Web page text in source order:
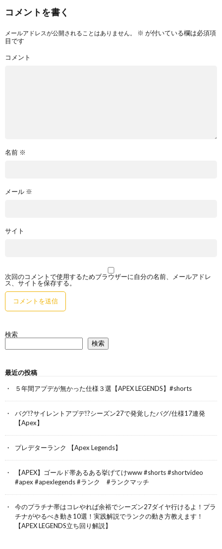
コメントを書く
メールアドレスが公開されることはありません。 ※ が付いている欄は必須項
目です
コメント
名前 ※
メール ※
サイト
次回のコメントで使用するためブラウザーに自分の名前、メールアドレ
ス、サイトを保存する。
検索
検索
最近の投稿
５年間アプデが無かった仕様３選【APEX LEGENDS】#shorts
バグ!?サイレントアプデ!?シーズン27で発覚したバグ/仕様17連発
【Apex】
プレデターランク 【Apex Legends】
【APEX】ゴールド帯あるある挙げてけwww #shorts #shortvideo
#apex #apexlegends #ランク #ランクマッチ
今のプラチナ帯はコレやれば余裕でシーズン27ダイヤ行けるよ！プラ
チナがやるべき動き10選！実践解説でランクの動き方教えます！
【APEX LEGENDS立ち回り解説】